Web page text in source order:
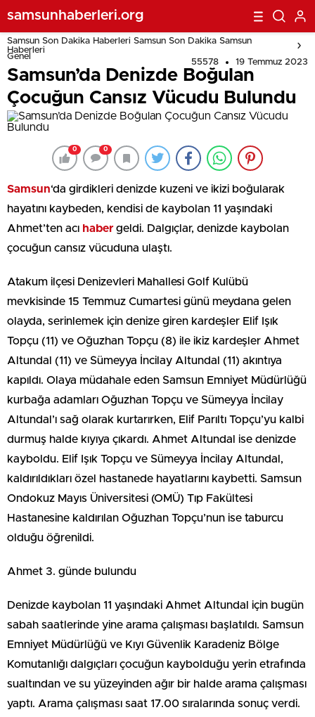
samsunhaberleri.org
Samsun Son Dakika Haberleri Samsun Son Dakika Samsun
Haberleri
Genel
55578 19 Temmuz 2023
Samsun’da Denizde Boğulan
Çocuğun Cansız Vücudu Bulundu
0 0
Samsun‘da girdikleri denizde kuzeni ve ikizi boğularak
hayatını kaybeden, kendisi de kaybolan 11 yaşındaki
Ahmet’ten acı haber geldi. Dalgıçlar, denizde kaybolan
çocuğun cansız vücuduna ulaştı.
Atakum ilçesi Denizevleri Mahallesi Golf Kulübü
mevkisinde 15 Temmuz Cumartesi günü meydana gelen
olayda, serinlemek için denize giren kardeşler Elif Işık
Topçu (11) ve Oğuzhan Topçu (8) ile ikiz kardeşler Ahmet
Altundal (11) ve Sümeyya İncilay Altundal (11) akıntıya
kapıldı. Olaya müdahale eden Samsun Emniyet Müdürlüğü
kurbağa adamları Oğuzhan Topçu ve Sümeyya İncilay
Altundal’ı sağ olarak kurtarırken, Elif Parıltı Topçu’yu kalbi
durmuş halde kıyıya çıkardı. Ahmet Altundal ise denizde
kayboldu. Elif Işık Topçu ve Sümeyya İncilay Altundal,
kaldırıldıkları özel hastanede hayatlarını kaybetti. Samsun
Ondokuz Mayıs Üniversitesi (OMÜ) Tıp Fakültesi
Hastanesine kaldırılan Oğuzhan Topçu’nun ise taburcu
olduğu öğrenildi.
Ahmet 3. günde bulundu
Denizde kaybolan 11 yaşındaki Ahmet Altundal için bugün
sabah saatlerinde yine arama çalışması başlatıldı. Samsun
Emniyet Müdürlüğü ve Kıyı Güvenlik Karadeniz Bölge
Komutanlığı dalgıçları çocuğun kaybolduğu yerin etrafında
sualtından ve su yüzeyinden ağır bir halde arama çalışması
yaptı. Arama çalışması saat 17.00 sıralarında sonuç verdi.